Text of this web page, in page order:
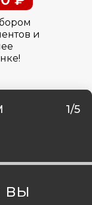
и
1/5
вы